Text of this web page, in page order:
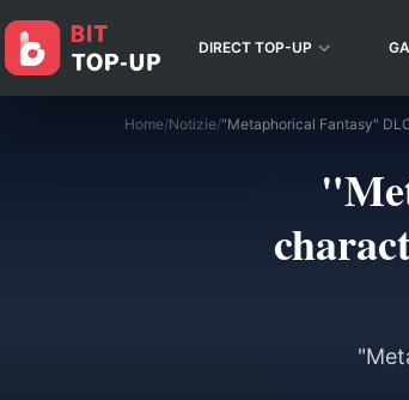
DIRECT TOP-UP
Home/Notizie/